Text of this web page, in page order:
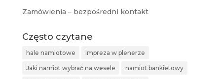
Zamówienia – bezpośredni kontakt
Często czytane
hale namiotowe impreza w plenerze
Jaki namiot wybrać na wesele namiot bankietowy